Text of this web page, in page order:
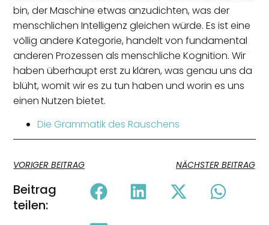
bin, der Maschine etwas anzudichten, was der
menschlichen Intelligenz gleichen würde. Es ist eine
völlig andere Kategorie, handelt von fundamental
anderen Prozessen als menschliche Kognition. Wir
haben überhaupt erst zu klären, was genau uns da
blüht, womit wir es zu tun haben und worin es uns
einen Nutzen bietet.
Die Grammatik des Rauschens
VORIGER BEITRAG NÄCHSTER BEITRAG
Beitrag
teilen: